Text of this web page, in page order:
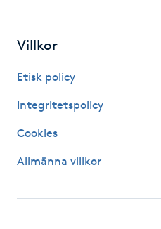
LPG-massage
Villkor
Etisk policy
Integritetspolicy
Cookies
Allmänna villkor